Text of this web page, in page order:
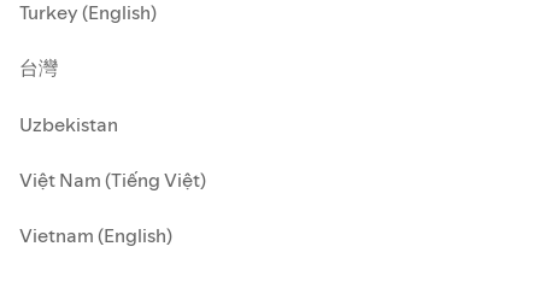
Turkey (English)
台灣
Uzbekistan
Việt Nam (Tiếng Việt)
Vietnam (English)